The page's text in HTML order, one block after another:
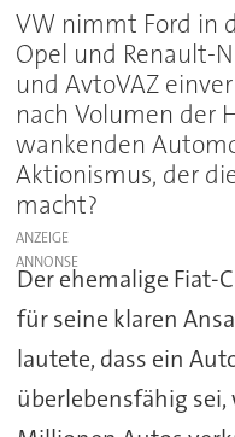
VW nimmt Ford in
Opel und Renault-
und AvtoVAZ
nach Volumen der
wankenden
Aktionismus, der
macht?
ANZEIGE
Der ehemalige Fiat-
für seine klaren
lautete, dass ein
überlebensfähig